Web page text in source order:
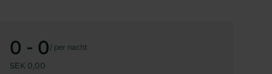
0 - 0/ per nacht
SEK 0,00